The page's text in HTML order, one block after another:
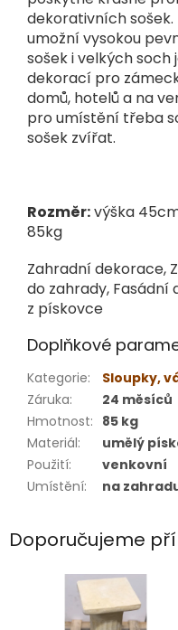
dekorativních
umožní vysokou
sošek i velkých
dekorací pro
domů, hotelů a na
pro umístění třeba
sošek zvířat.
Rozměr:výška
85kg
Zahradní dekorace,
do zahrady,
z pískovce
Doplňkové
Kategorie:
Sloupky,
Záruka:
24 měsíců
Hmotnost: 85 kg
Materiál:
umělý
Použití:
venkovní
Umístění: na
Doporučujeme